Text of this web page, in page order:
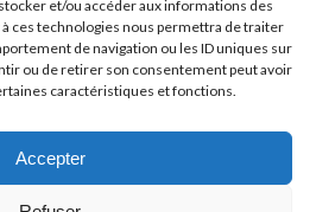
et/ou accéder aux informations des
ces technologies nous permettra de traiter
de navigation ou les ID uniques sur
ou de retirer son consentement peut avoir
caractéristiques et fonctions.
Accepter